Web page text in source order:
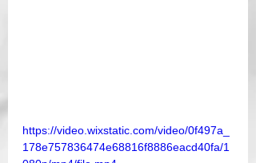
https://video.wixstatic.com/video/0f497a_
178e757836474e68816f8886eacd40fa/1